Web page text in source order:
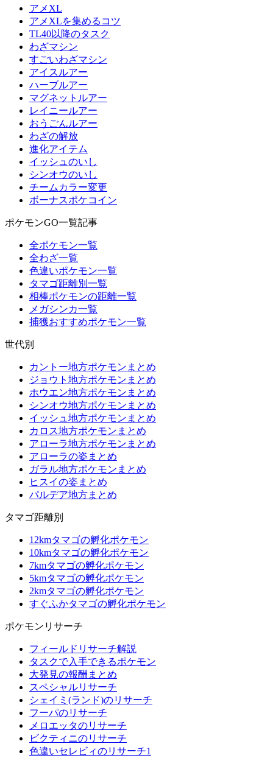
アメXL
アメXLを集めるコツ
TL40以降のタスク
わざマシン
すごいわざマシン
アイスルアー
ハーブルアー
マグネットルアー
レイニールアー
おうごんルアー
わざの解放
進化アイテム
イッシュのいし
シンオウのいし
チームカラー変更
ボーナスポケコイン
ポケモンGO一覧記事
全ポケモン一覧
全わざ一覧
色違いポケモン一覧
タマゴ距離別一覧
相棒ポケモンの距離一覧
メガシンカ一覧
捕獲おすすめポケモン一覧
世代別
カントー地方ポケモンまとめ
ジョウト地方ポケモンまとめ
ホウエン地方ポケモンまとめ
シンオウ地方ポケモンまとめ
イッシュ地方ポケモンまとめ
カロス地方ポケモンまとめ
アローラ地方ポケモンまとめ
アローラの姿まとめ
ガラル地方ポケモンまとめ
ヒスイの姿まとめ
パルデア地方まとめ
タマゴ距離別
12kmタマゴの孵化ポケモン
10kmタマゴの孵化ポケモン
7kmタマゴの孵化ポケモン
5kmタマゴの孵化ポケモン
2kmタマゴの孵化ポケモン
すぐふかタマゴの孵化ポケモン
ポケモンリサーチ
フィールドリサーチ解説
タスクで入手できるポケモン
大発見の報酬まとめ
スペシャルリサーチ
シェイミ(ランド)のリサーチ
フーパのリサーチ
メロエッタのリサーチ
ビクティニのリサーチ
色違いセレビィのリサーチ1